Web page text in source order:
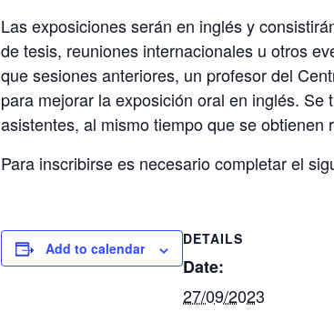
Las exposiciones serán en inglés y
de tesis, reuniones internacionales u otros
que sesiones anteriores, un profesor del
para mejorar la exposición oral en inglés.
asistentes, al mismo tiempo que se
Para inscribirse es necesario completar el
Add to calendar
DETAILS
Date:
27/09/2023